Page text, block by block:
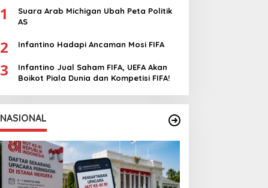
1
Suara Arab Michigan Ubah Peta Politik
AS
2 Infantino Hadapi Ancaman Mosi FIFA
3
Infantino Jual Saham FIFA, UEFA Akan
Boikot Piala Dunia dan Kompetisi FIFA!
NASIONAL